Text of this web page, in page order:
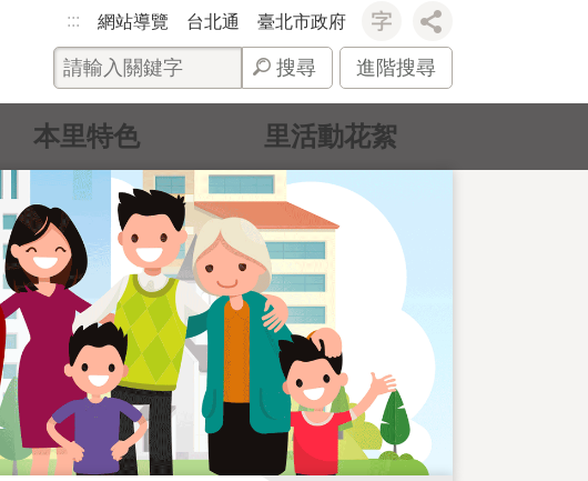
::: 網站導覽 台北通 臺北市政府
搜尋 進階搜尋
本里特色 里活動花絮